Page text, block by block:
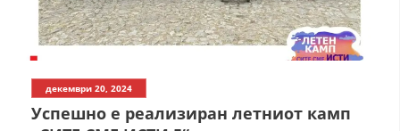
декември 20, 2024
Успешно е реализиран летниот камп